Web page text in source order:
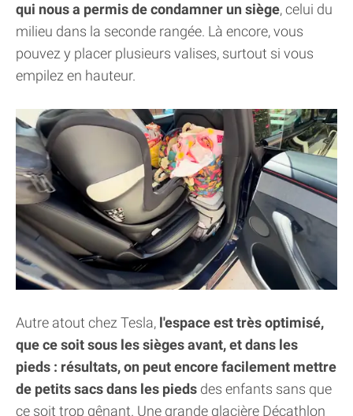
qui nous a permis de condamner un siège, celui du
milieu dans la seconde rangée. Là encore, vous
pouvez y placer plusieurs valises, surtout si vous
empilez en hauteur.
Autre atout chez Tesla, l'espace est très optimisé,
que ce soit sous les sièges avant, et dans les
pieds : résultats, on peut encore facilement mettre
de petits sacs dans les pieds des enfants sans que
ce soit trop gênant. Une grande glacière Décathlon